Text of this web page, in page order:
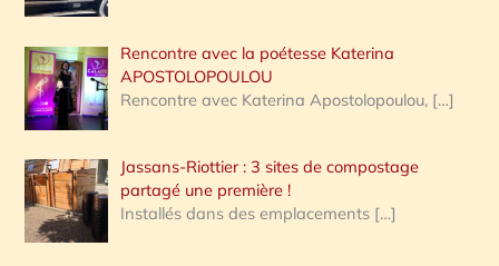
Rencontre avec la poétesse Katerina
APOSTOLOPOULOU
Rencontre avec Katerina Apostolopoulou, […]
Jassans-Riottier : 3 sites de compostage
partagé une première !
Installés dans des emplacements […]